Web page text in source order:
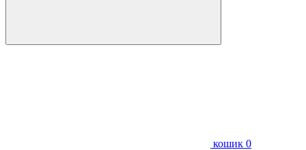
кошик 0